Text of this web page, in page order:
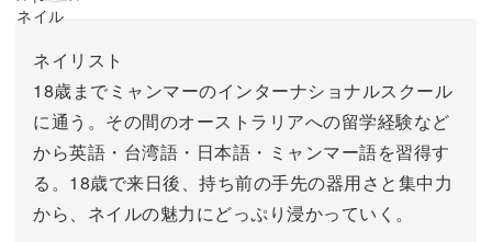
ネイリスト
18歳までミャンマーのインターナショナルスクール
に通う。その間のオーストラリアへの留学経験など
から英語・台湾語・日本語・ミャンマー語を習得す
る。18歳で来日後、持ち前の手先の器用さと集中力
から、ネイルの魅力にどっぷり浸かっていく。